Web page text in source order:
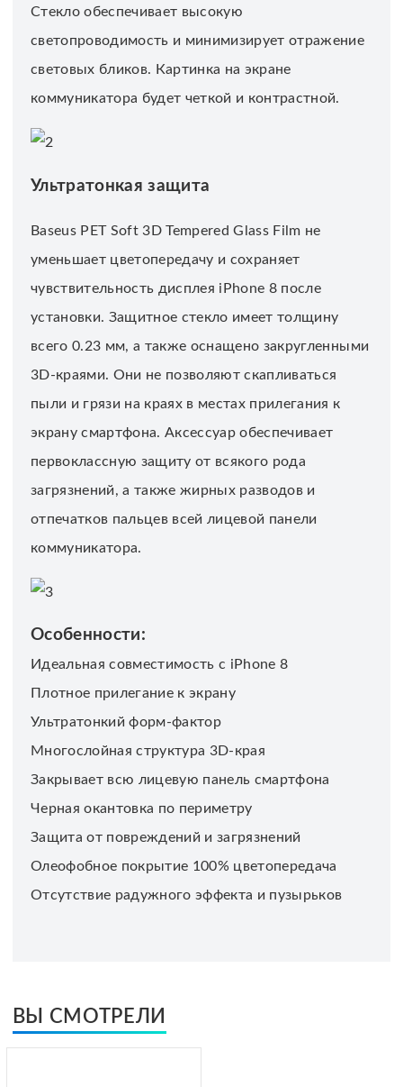
Стекло обеспечивает высокую
светопроводимость и минимизирует отражение
световых бликов. Картинка на экране
коммуникатора будет четкой и контрастной.
Ультратонкая защита
Baseus PET Soft 3D Tempered Glass Film не
уменьшает цветопередачу и сохраняет
чувствительность дисплея iPhone 8 после
установки. Защитное стекло имеет толщину
всего 0.23 мм, а также оснащено закругленными
3D-краями. Они не позволяют скапливаться
пыли и грязи на краях в местах прилегания к
экрану смартфона. Аксессуар обеспечивает
первоклассную защиту от всякого рода
загрязнений, а также жирных разводов и
отпечатков пальцев всей лицевой панели
коммуникатора.
Особенности:
Идеальная совместимость с iPhone 8
Плотное прилегание к экрану
Ультратонкий форм-фактор
Многослойная структура 3D-края
Закрывает всю лицевую панель смартфона
Черная окантовка по периметру
Защита от повреждений и загрязнений
Олеофобное покрытие 100% цветопередача
Отсутствие радужного эффекта и пузырьков
ВЫ СМОТРЕЛИ